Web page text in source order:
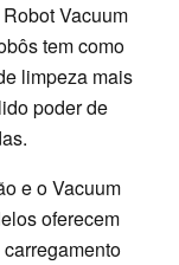
Vacuum
tem como
limpeza mais
poder de
e o Vacuum
oferecem